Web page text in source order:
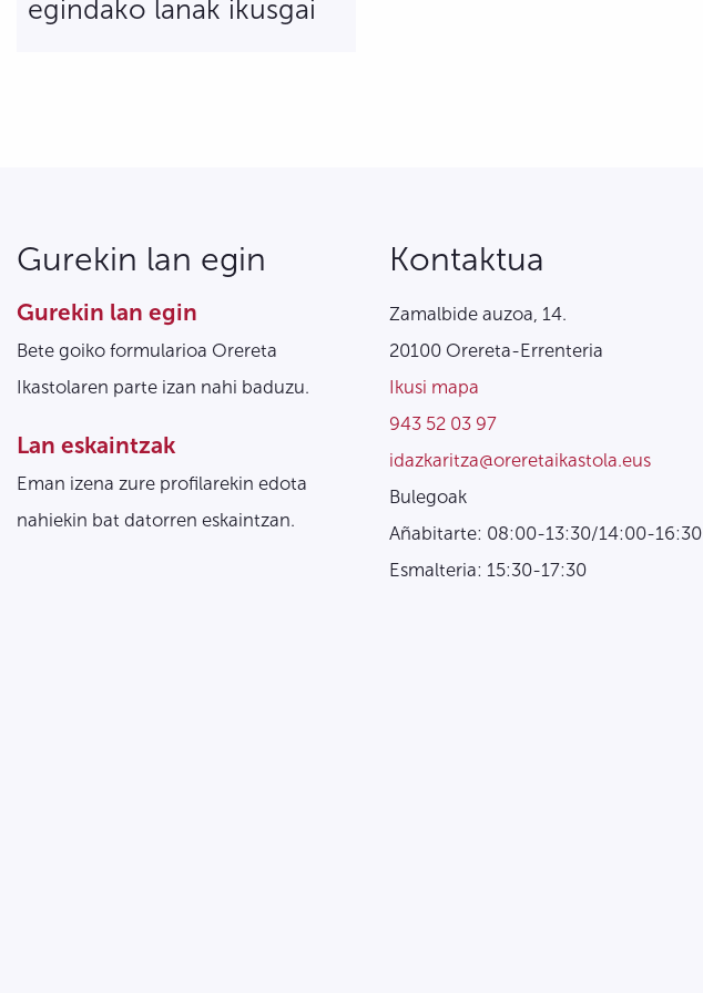
egindako lanak ikusgai
Gurekin lan egin
Gurekin lan egin
Bete goiko formularioa Orereta
Ikastolaren parte izan nahi baduzu.
Lan eskaintzak
Eman izena zure profilarekin edota
nahiekin bat datorren eskaintzan.
Kontaktua
Zamalbide auzoa, 14.
20100 Orereta-Errenteria
Ikusi mapa
943 52 03 97
idazkaritza@oreretaikastola.eus
Bulegoak
Añabitarte: 08:00-13:30/14:00-16:30
Esmalteria: 15:30-17:30